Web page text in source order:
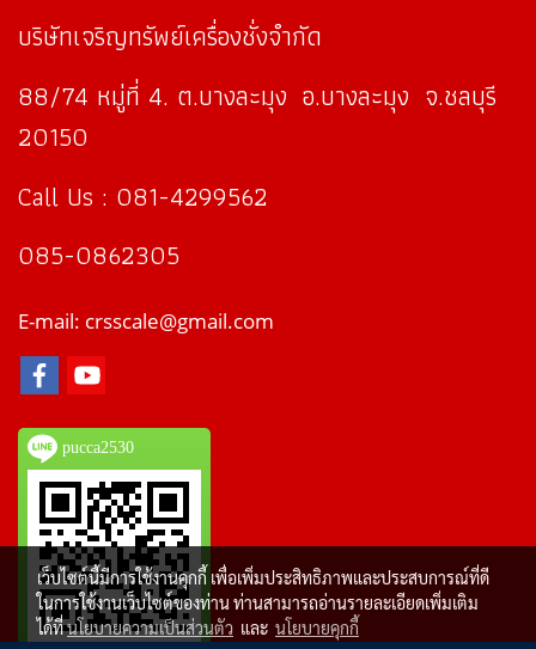
บริษัทเจริญทรัพย์เครื่องชั่งจำกัด
88/74 หมู่ที่ 4. ต.บางละมุง อ.บางละมุง จ.ชลบุรี
20150
Call Us : 081-4299562
085-0862305
E-mail: crsscale@gmail.com
pucca2530
เว็บไซต์นี้มีการใช้งานคุกกี้ เพื่อเพิ่มประสิทธิภาพและประสบการณ์ที่ดี
ในการใช้งานเว็บไซต์ของท่าน ท่านสามารถอ่านรายละเอียดเพิ่มเติม
ได้ที่นโยบายความเป็นส่วนตัว และ นโยบายคุกกี้